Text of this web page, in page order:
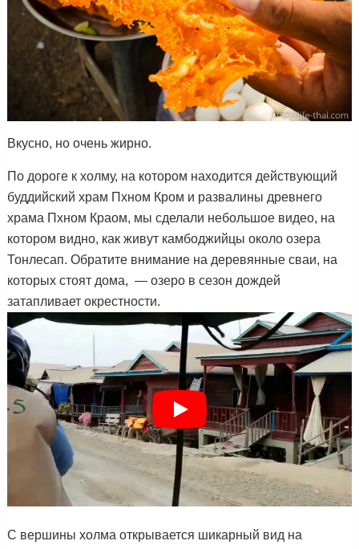
Вкусно, но очень жирно.
По дороге к холму, на котором находится действующий
буддийский храм Пхном Кром и развалины древнего
храма Пхном Краом, мы сделали небольшое видео, на
котором видно, как живут камбоджийцы около озера
Тонлесап. Обратите внимание на деревянные сваи, на
которых стоят дома, — озеро в сезон дождей
затапливает окрестности.
С вершины холма открывается шикарный вид на